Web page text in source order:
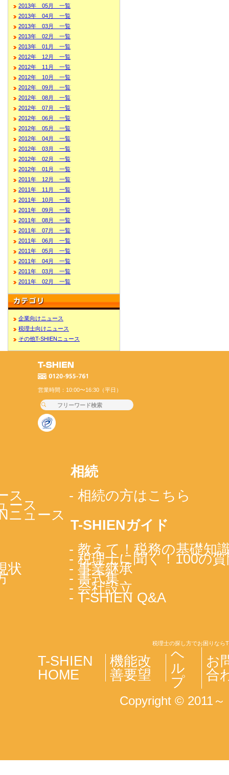
2013年 05月 一覧
2013年 04月 一覧
2013年 03月 一覧
2013年 02月 一覧
2013年 01月 一覧
2012年 12月 一覧
2012年 11月 一覧
2012年 10月 一覧
2012年 09月 一覧
2012年 08月 一覧
2012年 07月 一覧
2012年 06月 一覧
2012年 05月 一覧
2012年 04月 一覧
2012年 03月 一覧
2012年 02月 一覧
2012年 01月 一覧
2011年 12月 一覧
2011年 11月 一覧
2011年 10月 一覧
2011年 09月 一覧
2011年 08月 一覧
2011年 07月 一覧
2011年 06月 一覧
2011年 05月 一覧
2011年 04月 一覧
2011年 03月 一覧
2011年 02月 一覧
企業向けニュース
税理士向けニュース
その他T-SHIENニュース
営業時間：10:00〜16:30（平日）
ス
ース
ニュース
状
相続
- 相続の方はこちら
T-SHIENガイド
- 教えて！税務の基礎知
- 税理士に聞く！100の
- 事業継承
- 書式集
- 会社設立
- T-SHIEN Q&A
税理士の探し方でお困りなら
T-SHIEN
HOME
機能改
善要望
ヘ
ル
プ
お
合
Copyright © 2011